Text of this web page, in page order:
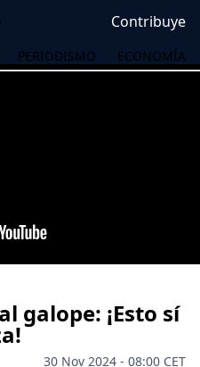
Contribuye
PERIODISMO ECONOMÍA
galope: ¡Esto sí
30 Nov 2024 - 08:00 CET